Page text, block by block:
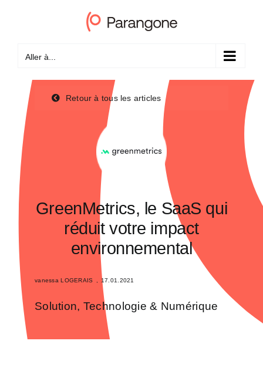
Aller à...
Retour à tous les articles
GreenMetrics, le SaaS qui
réduit votre impact
environnemental
vanessa LOGERAIS 17.01.2021
Solution, Technologie & Numérique